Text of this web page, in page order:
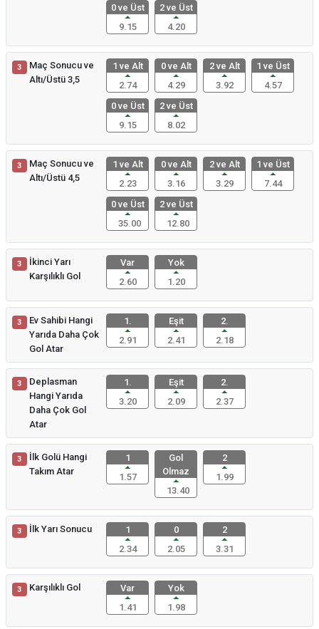
0 ve Üst
9.15
2 ve Üst
4.20
3
Maç Sonucu ve
Altı/Üstü 3,5
1 ve Alt
2.74
0 ve Alt
4.29
2 ve Alt
3.92
1 ve Üst
4.57
0 ve Üst
9.15
2 ve Üst
8.02
3
Maç Sonucu ve
Altı/Üstü 4,5
1 ve Alt
2.23
0 ve Alt
3.16
2 ve Alt
3.29
1 ve Üst
7.44
0 ve Üst
35.00
2 ve Üst
12.80
3
İkinci Yarı
Karşılıklı Gol
Var
2.60
Yok
1.20
3
Ev Sahibi Hangi
Yarıda Daha Çok
Gol Atar
1.
2.91
Eşit
2.41
2.
2.18
3
Deplasman
Hangi Yarıda
Daha Çok Gol
Atar
1.
3.20
Eşit
2.09
2.
2.37
3
İlk Golü Hangi
Takım Atar
1
1.57
Gol
Olmaz
13.40
2
1.99
3 İlk Yarı Sonucu
1
2.34
0
2.05
2
3.31
3 Karşılıklı Gol
Var
1.41
Yok
1.98